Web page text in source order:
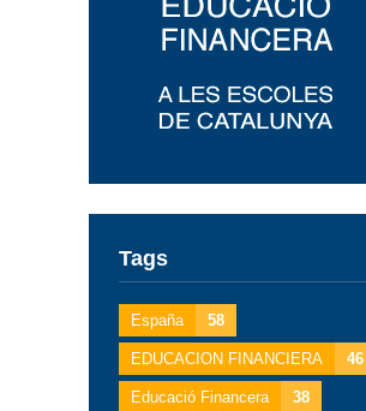
Tags
España 58
EDUCACION FINANCIERA 46
Educació Financera 38